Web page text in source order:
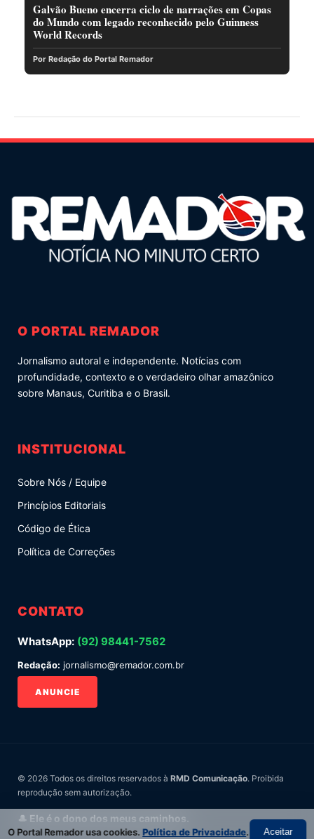
Galvão Bueno encerra ciclo de narrações em Copas
do Mundo com legado reconhecido pelo Guinness
World Records
Por Redação do Portal Remador
O PORTAL REMADOR
Jornalismo autoral e independente. Notícias com
profundidade, contexto e o verdadeiro olhar amazônico
sobre Manaus, Curitiba e o Brasil.
INSTITUCIONAL
Sobre Nós / Equipe
Princípios Editoriais
Código de Ética
Política de Correções
CONTATO
WhatsApp: (92) 98441-7562
Redação: jornalismo@remador.com.br
ANUNCIE
© 2026 Todos os direitos reservados à RMD Comunicação. Proibida
reprodução sem autorização.
🎩 Ele é o dono dos meus caminhos.
O Portal Remador usa cookies.Política de Privacidade. Aceitar